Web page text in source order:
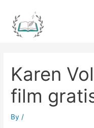
content
Karen
film
By /